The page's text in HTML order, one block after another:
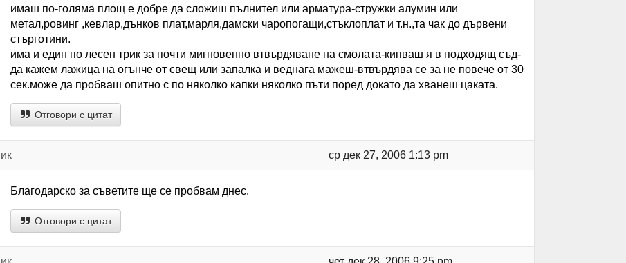
имаш по-голяма площ е добре да сложиш пълнител или арматура-стружки алумин или
метал,ровинг ,кевлар,дънков плат,марля,дамски чаропогащи,стъклоплат и т.н.,та чак до дървени
стърготини.
има и един по лесен трик за почти мигновенно втвърдяване на смолата-кипваш я в подходящ съд-
да кажем лажица на огънче от свещ или запалка и веднага мажеш-втвърдява се за не повече от 30
сек.може да пробваш опитно с по няколко капки няколко пъти поред докато да хванеш цаката.
Отговори с цитат
ср дек 27, 2006 1:13 pm
Благодарско за съветите ще се пробвам днес.
Отговори с цитат